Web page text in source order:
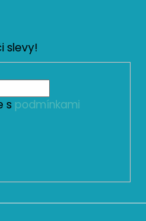
slevy!
s podmínkami